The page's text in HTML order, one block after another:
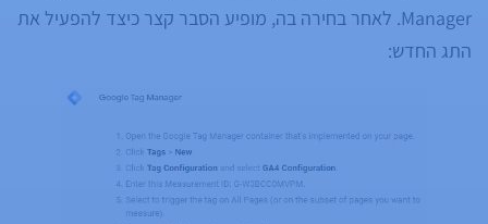
Manager. לאחר בחירה בה, מופיע הסבר קצר כיצד להפעיל את
התג החדש: